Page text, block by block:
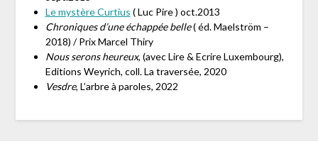
Le mystère Curtius ( Luc Pire ) oct.2013
Chroniques d’une échappée belle( éd. Maelström –
2018) / Prix Marcel Thiry
Nous serons heureux, (avec Lire & Ecrire Luxembourg),
Editions Weyrich, coll. La traversée, 2020
Vesdre, L’arbre à paroles, 2022